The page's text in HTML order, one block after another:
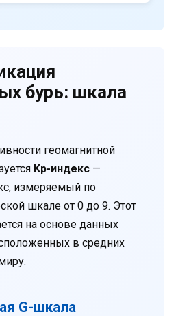
бурь: шкала
геомагнитной
Kp-индекс —
измеряемый по
шкале от 0 до 9. Этот
на основе данных
в средних
G-шкала